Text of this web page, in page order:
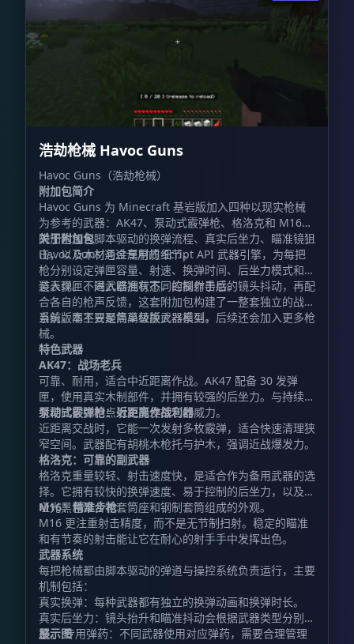
浩劫枪械 Havoc Guns
Havoc Guns（浩劫枪械）
附加包简介
Havoc Guns 为 Minecraft 基岩版加入四种以现实枪械
为参考的武器：AK47、泵动式霰弹枪、格洛克和 M16。
附加包包含脚本驱动的换弹流程、真实后坐力、瞄准镜狙
击，以及木材与金属材质细节。
关于附加包
Havoc Guns 通过专用的 Script API 武器引擎，为每把
枪分别设定弹匣容量、射速、换弹时间、后坐力模式和弹
道表现。不同武器拥有不同的操作手感。
装入弹匣、进入瞄准状态、控制射击后的镜头抖动，再配
合各自的枪声反馈，这套附加包构建了一整套独立的战斗
系统，而不只是简单替换武器模型。
当前版本主要聚焦高级版火器系列，后续还会加入更多枪
械。
特色武器
AK47：战场老兵
可靠、耐用，适合中近距离作战。AK47 配备 30 发弹
匣，使用真实木制部件，并拥有较强的后坐力。与持续扫
射相比，控制点射更能发挥它的威力。
泵动式霰弹枪：近距离作战利器
近距离交战时，它能一次发射多枚霰弹，适合快速清理狭
窄空间。武器配有胡桃木枪托与护木，强调近战爆发力。
格洛克：可靠的副武器
格洛克重量较轻、射击速度快，是适合作为备用武器的选
择。它拥有较快的换弹速度、易于控制的后坐力，以及由
哑光黑色聚合物套筒座和钢制套筒组成的外观。
M16：精准步枪
M16 更注重射击精度，而不是无节制扫射。稳定的瞄准
和有节奏的射击能让它在耐心的射手手中发挥出色。
武器系统
每把枪械都由脚本驱动的弹道与操控系统负责运行，主要
机制包括：
真实换弹：每种武器都有独立的换弹动画和换弹时长。
真实后坐力：镜头抬升和瞄准抖动会根据武器类型分别调
整。 专用弹药：不同武器使用对应弹药，需要合理管理
展示图